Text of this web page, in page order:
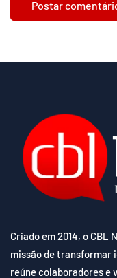
Criado em 2014, o CBL
missão de transformar
reúne colaboradores e